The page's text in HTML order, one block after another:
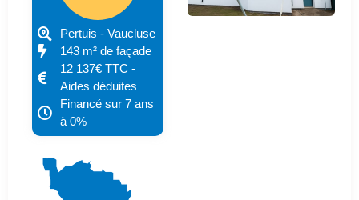
Pertuis - Vaucluse
143 m² de façade
12 137€ TTC -
Aides déduites
Financé sur 7 ans
à 0%